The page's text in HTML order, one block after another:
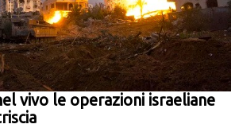
vivo le operazioni israeliane